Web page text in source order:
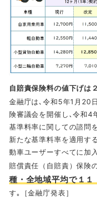
自賠責保険料の値下げは
金融庁は､令和5年1月20
険審議会を開催し､令和4
基準料率に関しての諮問
新たな基準料率を適用す
動車ユーザーすべてに加
賠償責任（自賠責）保険
種・全地域平均で１１
す｡［金融庁発表］